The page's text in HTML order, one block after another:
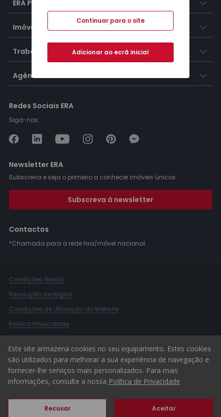
ERA Portugal
Imóveis
Trabalhar na ERA
Agências ERA
Redes Sociais ERA
Siga-nos:
Newsletter ERA
Subscreva e seja o primeiro a conhecer imóveis únicos.
Subscreva à newsletter
Contactos
*Chamada para a rede fixa/móvel nacional.
Condições Gerais
Resolução de litígios
Condições de Utilização do Website
Política Privacidade
Canal de Denúncias
© 2026 ERA Portugal
Este site armazena cookies no seu equipamento. Estes cookies
são utilizados para melhorar a sua experiência de navegação e
fornecer-lhe serviços mais personalizados. Para mais
informações, consulte a nossa Política de Privacidade
Recusar Aceitar
Continuar para o site
Adicionar ao ecrã inicial